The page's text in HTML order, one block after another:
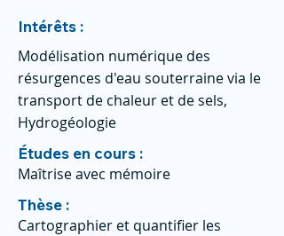
Intérêts :
Modélisation numérique des
résurgences d'eau souterraine via le
transport de chaleur et de sels,
Hydrogéologie
Études en cours :
Maîtrise avec mémoire
Thèse :
Cartographier et quantifier les